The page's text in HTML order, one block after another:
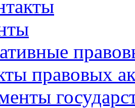
правовых